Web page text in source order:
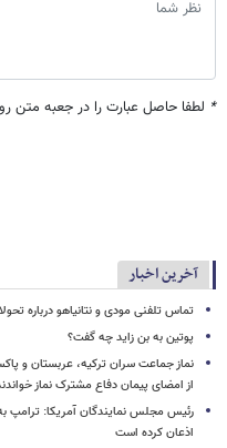
* لطفا حاصل عبارت را در جعبه متن
آخرین اخبار
تماس تلفنی مودی و نتانیاهو درباره
پوتین به بن زاید چه گفت؟
نماز جماعت سران ترکیه، عربستان و
از امضای پیمان دفاع مشترک نماز
رئیس مجلس نمایندگان آمریکا: ترامپ
اذعان کرده است